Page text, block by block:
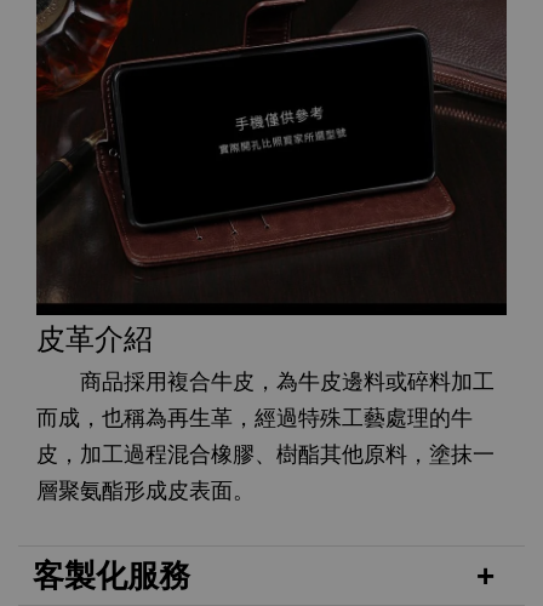
皮革介紹
商品採用複合牛皮，為牛皮邊料或碎料加工
而成，也稱為再生革，經過特殊工藝處理的牛
皮，加工過程混合橡膠、樹酯其他原料，塗抹一
層聚氨酯形成皮表面。
客製化服務